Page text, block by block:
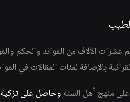
الآلاف من الفوائد والحكم
بالإضافة لمئات المقالات في
منهج أهل السنة وحاصل على